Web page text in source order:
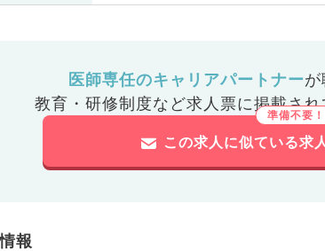
医師専任のキャリアパートナーが
教育・研修制度など求人票に掲載され
この求人に似ている求
報